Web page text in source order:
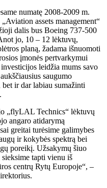
numatę 2008-2009 m.
assets management“
dalis bus Boeing 737-500
jo, 10 – 12 lėktuvų,
planą, žadama išnuomoti
įmonės pertvarkymui
leidžia mums savo
saugumo
ir dar labiau sumažinti
„flyLAL Technics“ lėktuvų
angaro atidarymą
greitai turėsime galimybes
ir kokybės spektrą bei
poreikį. Užsakymų šiuo
tapti vienu iš
centrų Rytų Europoje“, –